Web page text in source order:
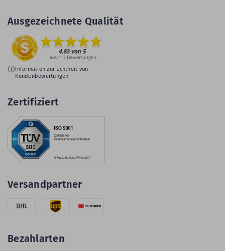
Ausgezeichnete Qualität
Information zur Echtheit von
Kundenbewertungen
Zertifiziert
Versandpartner
DHL
Bezahlarten